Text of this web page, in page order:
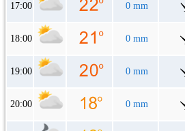
17:00 0 mm
18:00 0 mm
19:00 0 mm
20:00 0 mm